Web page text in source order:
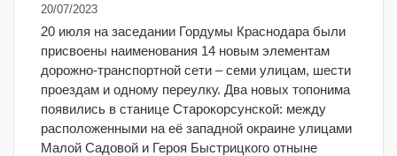
20/07/2023
20 июля на заседании Гордумы Краснодара были
присвоены наименования 14 новым элементам
дорожно-транспортной сети – семи улицам, шести
проездам и одному переулку. Два новых топонима
появились в станице Старокорсунской: между
расположенными на её западной окраине улицами
Малой Садовой и Героя Быстрицкого отныне